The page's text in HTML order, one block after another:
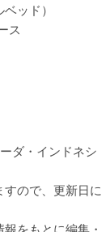
ッド）
ス
ダ・インドネシ
ので、更新日に